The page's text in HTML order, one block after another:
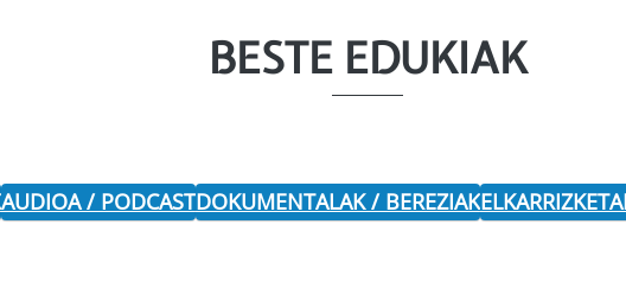
BESTE EDUKIAK
AUDIOA / PODCASTDOKUMENTALAK / BEREZIAK